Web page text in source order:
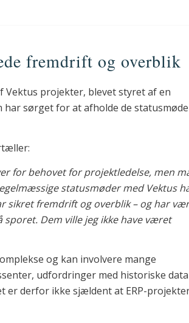
fremdrift og overblik
Vektus projekter, blevet styret af en
sørget for at afholde de
for behovet for projektledelse, men
statusmøder med Vektus
sikret fremdrift og overblik – og har
Dem ville jeg ikke have været
og kan involvere mange
udfordringer med historiske
er derfor ikke sjældent at ERP-